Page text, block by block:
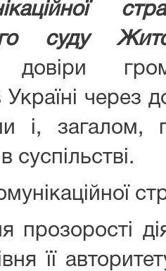
суду
довіри
через
і, загалом,
суспільстві.
прозорості
її